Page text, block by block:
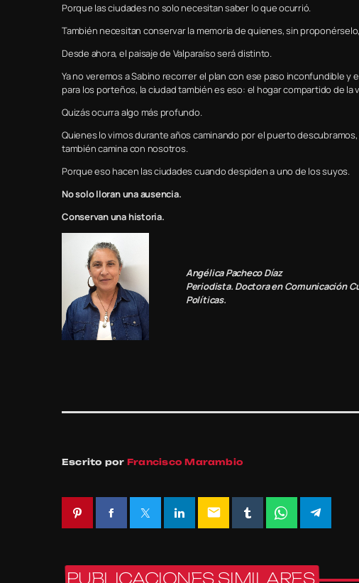
Porque las ciudades no solo necesitan saber lo que ocurrió.
También necesitan conservar la memoria de quienes, sin
Desde ahora, el paisaje de Valparaíso será distinto.
Ya no veremos a Sabino recorrer el plan con ese paso inconfundible y
para los porteños, la ciudad también es eso: el hogar compartido de la
Quizás ocurra algo más profundo.
Quienes lo vimos durante años caminando por el puerto
también camina con nosotros.
Porque eso hacen las ciudades cuando despiden a uno de los suyos.
No solo lloran una ausencia.
Conservan una historia.
Angélica Pacheco Díaz
Periodista. Doctora en Comunicación
Políticas.
Escrito por Francisco Marambio
email
PUBLICACIONES SIMILARES